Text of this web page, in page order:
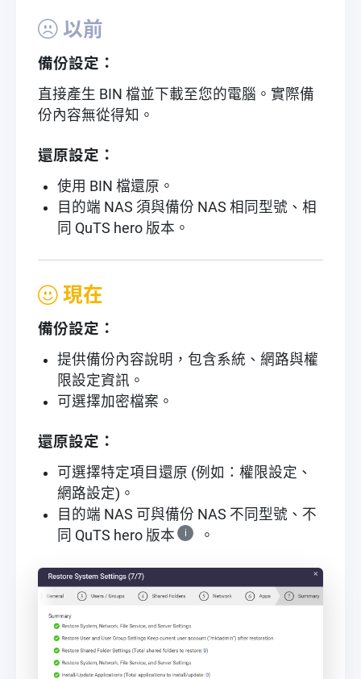
以前
備份設定：
直接產生 BIN 檔並下載至您的電腦。實際備
份內容無從得知。
還原設定：
使用 BIN 檔還原。
目的端 NAS 須與備份 NAS 相同型號、相
同 QuTS hero 版本。
現在
備份設定：
提供備份內容說明，包含系統、網路與權
限設定資訊。
可選擇加密檔案。
還原設定：
可選擇特定項目還原 (例如：權限設定、
網路設定)。
目的端 NAS 可與備份 NAS 不同型號、不
同 QuTS hero 版本
i 。